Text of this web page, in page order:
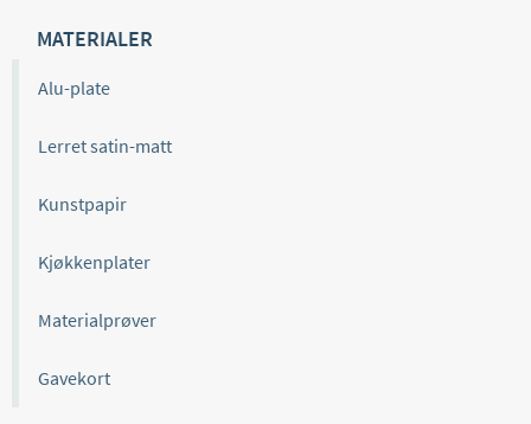
MATERIALER
Alu-plate
Lerret satin-matt
Kunstpapir
Kjøkkenplater
Materialprøver
Gavekort